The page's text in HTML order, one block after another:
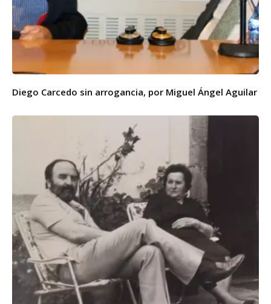
Diego Carcedo sin arrogancia, por Miguel Ángel Aguilar